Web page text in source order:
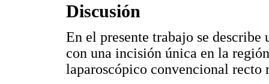
Discusión
En el presente trabajo se
con una incisión única en la
laparoscópico convencional recto